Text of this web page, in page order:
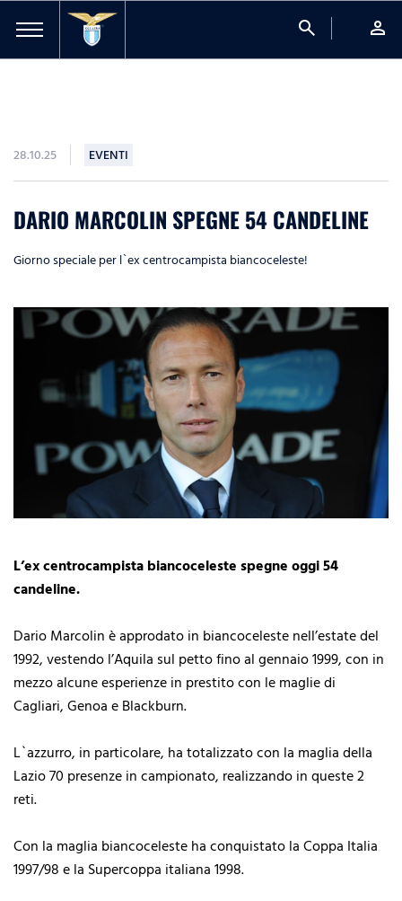
search person
28.10.25 EVENTI
DARIO MARCOLIN SPEGNE 54 CANDELINE
Giorno speciale per l`ex centrocampista biancoceleste!
L’ex centrocampista biancoceleste spegne oggi 54
candeline.
Dario Marcolin è approdato in biancoceleste nell’estate del
1992, vestendo l’Aquila sul petto fino al gennaio 1999, con in
mezzo alcune esperienze in prestito con le maglie di
Cagliari, Genoa e Blackburn.
L`azzurro, in particolare, ha totalizzato con la maglia della
Lazio 70 presenze in campionato, realizzando in queste 2
reti.
Con la maglia biancoceleste ha conquistato la Coppa Italia
1997/98 e la Supercoppa italiana 1998.